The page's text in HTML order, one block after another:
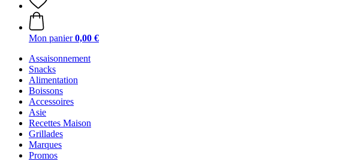
Mon panier 0,00 €
Assaisonnement
Snacks
Alimentation
Boissons
Accessoires
Asie
Recettes Maison
Grillades
Marques
Promos